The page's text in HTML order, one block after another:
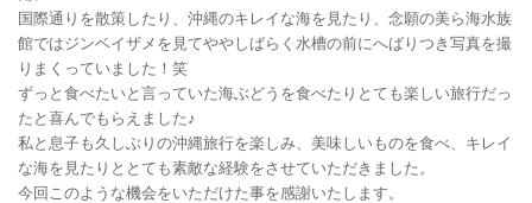
国際通りを散策したり、沖縄のキレイな海を見たり、念願の美ら海水族
館ではジンベイザメを見てややしばらく水槽の前にへばりつき写真を撮
りまくっていました！笑
ずっと食べたいと言っていた海ぶどうを食べたりとても楽しい旅行だっ
たと喜んでもらえました♪
私と息子も久しぶりの沖縄旅行を楽しみ、美味しいものを食べ、キレイ
な海を見たりととても素敵な経験をさせていただきました。
今回このような機会をいただけた事を感謝いたします。